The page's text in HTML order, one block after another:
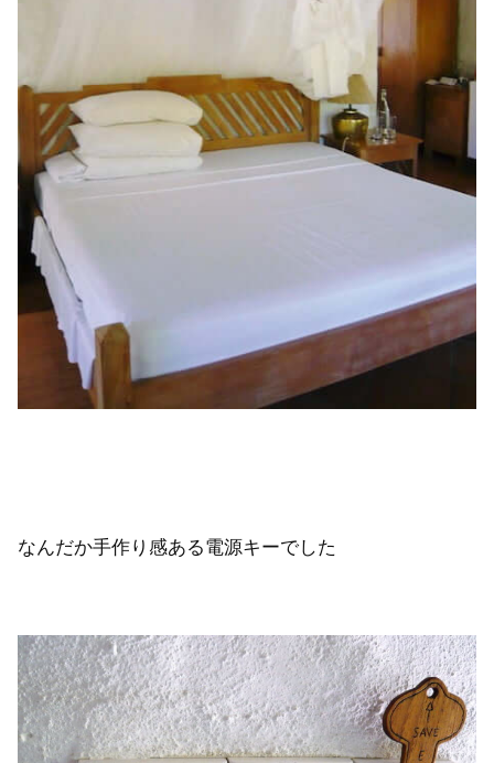
なんだか手作り感ある電源キーでした